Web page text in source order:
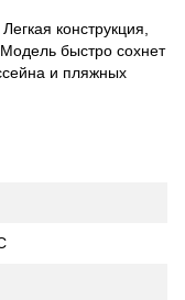
конструкция,
быстро сохнет
и пляжных